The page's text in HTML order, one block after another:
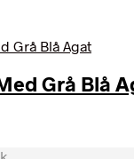
Grå Blå